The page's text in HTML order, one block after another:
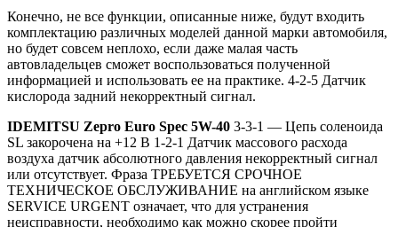
Конечно, не все функции, описанные ниже, будут входить
комплектацию различных моделей данной марки автомобиля,
но будет совсем неплохо, если даже малая часть
автовладельцев сможет воспользоваться полученной
информацией и использовать ее на практике. 4-2-5 Датчик
кислорода задний некорректный сигнал.
IDEMITSU Zepro Euro Spec 5W-40 3-3-1 — Цепь соленоида
SL закорочена на +12 В 1-2-1 Датчик массового расхода
воздуха датчик абсолютного давления некорректный сигнал
или отсутствует. Фраза ТРЕБУЕТСЯ СРОЧНОЕ
ТЕХНИЧЕСКОЕ ОБСЛУЖИВАНИЕ на английском языке
SERVICE URGENT означает, что для устранения
неисправности, необходимо как можно скорее пройти